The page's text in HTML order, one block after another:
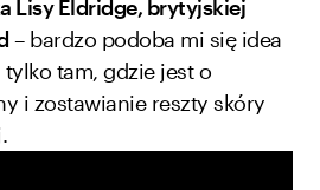
Lisy Eldridge, brytyjskiej
– bardzo podoba mi się idea
tam, gdzie jest o
i zostawianie reszty skóry